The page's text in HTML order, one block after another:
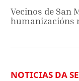
Vecinos de San
humanizacións
NOTICIAS DA